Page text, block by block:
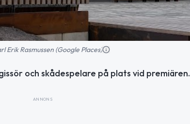
Erik Rasmussen (Google Places)
och skådespelare på plats vid premiären.
ANNONS